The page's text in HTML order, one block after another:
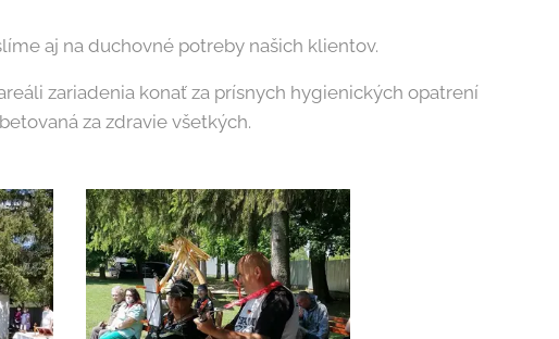
aj na duchovné potreby našich klientov.
zariadenia konať za prísnych hygienických opatrení
za zdravie všetkých.